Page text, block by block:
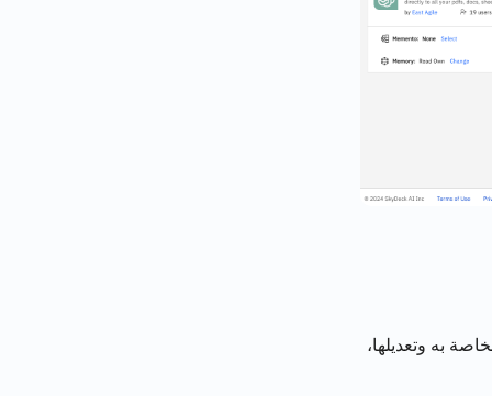
به وتعديلها،